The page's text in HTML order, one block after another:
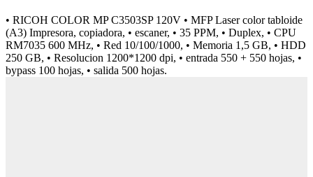
• RICOH COLOR MP C3503SP 120V • MFP Laser color tabloide
(A3) Impresora, copiadora, • escaner, • 35 PPM, • Duplex, • CPU
RM7035 600 MHz, • Red 10/100/1000, • Memoria 1,5 GB, • HDD
250 GB, • Resolucion 1200*1200 dpi, • entrada 550 + 550 hojas, •
bypass 100 hojas, • salida 500 hojas.